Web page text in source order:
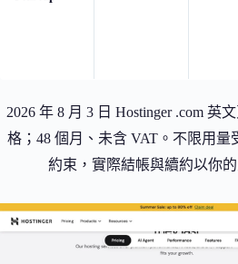
2026 年 8 月 3 日 Hostinger .com 英
格；48 個月、未含 VAT。不限用量
約束，實際結帳與續約以你的